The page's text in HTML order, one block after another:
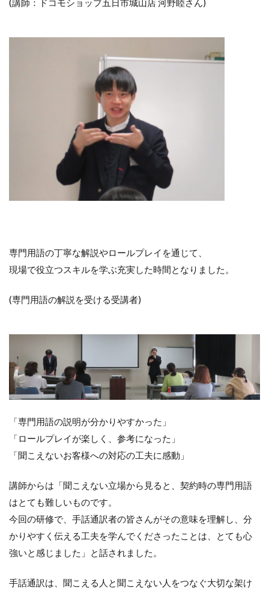
(講師：ドコモショップ五日市城山店 河野睦さん)
専門用語の丁寧な解説やロールプレイを通じて、
現場で役立つスキルを学ぶ充実した時間となりました。
(専門用語の解説を受ける受講者)
「専門用語の説明が分かりやすかった」
「ロールプレイが楽しく、参考になった」
「聞こえないお客様への対応の工夫に感動」
講師からは「聞こえない立場から見ると、契約時の専門用語
はとても難しいものです。
今回の研修で、手話通訳者の皆さんがその意味を理解し、分
かりやすく伝える工夫を学んでくださったことは、とても心
強いと感じました」と話されました。
手話通訳は、聞こえる人と聞こえない人をつなぐ大切な架け